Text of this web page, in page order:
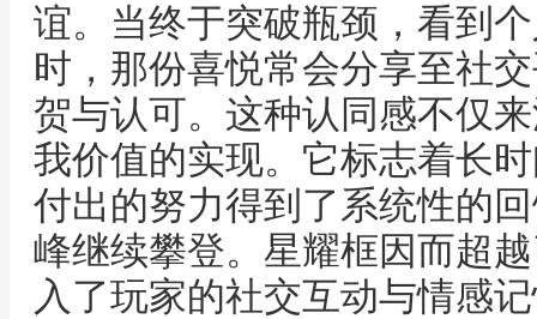
谊。当终于突破瓶颈，看到
时，那份喜悦常会分享至社
贺与认可。这种认同感不仅
我价值的实现。它标志着长
付出的努力得到了系统性的
峰继续攀登。星耀框因而超
入了玩家的社交互动与情感